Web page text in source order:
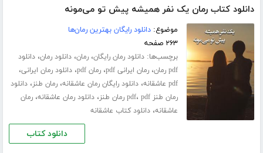
دانلود کتاب رمان یک نفر همیشه پیش تو می‌مونه
موضوع:دانلود رایگان بهترین رمان‌ها
۲۶۳ صفحه
برچسب‌ها:دانلود رمان رایگان،رمان،دانلود رمان،دانلود
pdf رمان
،رمان ایرانی pdf ،رمان pdf ،دانلود رمان ایرانی،
pdf عاشقانه ،دانلود رایگان رمان عاشقانه،رمان طنز،دانلود
رمان طنز pdf
، pdf رمان طنز ،دانلود رمان عاشقانه،رمان
عاشقانه،دانلود کتاب عاشقانه
دانلود کتاب